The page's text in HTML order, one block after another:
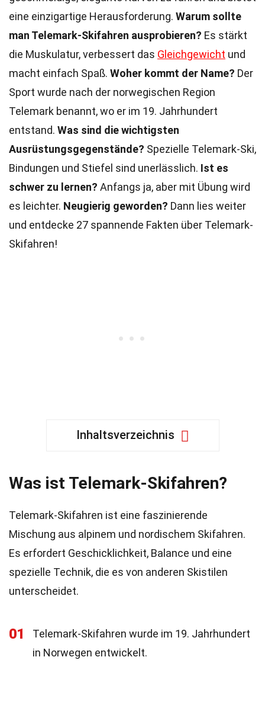
eine einzigartige Herausforderung. Warum sollte
man Telemark-Skifahren ausprobieren? Es stärkt
die Muskulatur, verbessert das Gleichgewicht und
macht einfach Spaß. Woher kommt der Name? Der
Sport wurde nach der norwegischen Region
Telemark benannt, wo er im 19. Jahrhundert
entstand. Was sind die wichtigsten
Ausrüstungsgegenstände? Spezielle Telemark-Ski,
Bindungen und Stiefel sind unerlässlich. Ist es
schwer zu lernen? Anfangs ja, aber mit Übung wird
es leichter. Neugierig geworden? Dann lies weiter
und entdecke 27 spannende Fakten über Telemark-
Skifahren!
Inhaltsverzeichnis
Was ist Telemark-Skifahren?
Telemark-Skifahren ist eine faszinierende
Mischung aus alpinem und nordischem Skifahren.
Es erfordert Geschicklichkeit, Balance und eine
spezielle Technik, die es von anderen Skistilen
unterscheidet.
01
Telemark-Skifahren wurde im 19. Jahrhundert
in Norwegen entwickelt.